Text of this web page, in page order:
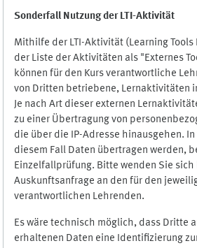
Sonderfall Nutzung der LTI-Aktivität
Mithilfe der LTI-Aktivität (Learning
der Liste der Aktivitäten als "Externes
können für den Kurs verantwortliche
von Dritten betriebene, Lernaktivitäten
Je nach Art dieser externen
zu einer Übertragung von
die über die IP-Adresse hinausgehen.
diesem Fall Daten übertragen werden,
Einzelfallprüfung. Bitte wenden Sie
Auskunftsanfrage an den für den
verantwortlichen Lehrenden.
Es wäre technisch möglich, dass Dritte
erhaltenen Daten eine Identifizierung